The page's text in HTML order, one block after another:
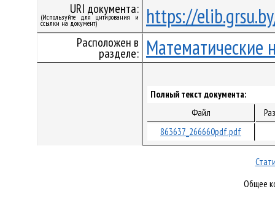
URI документа:
(Используйте для цитирования и
ссылки на документ) https://
Расположен в
разделе: Математические
Полный текст документа:
Файл
863637_266660pdf.pdf
Общее